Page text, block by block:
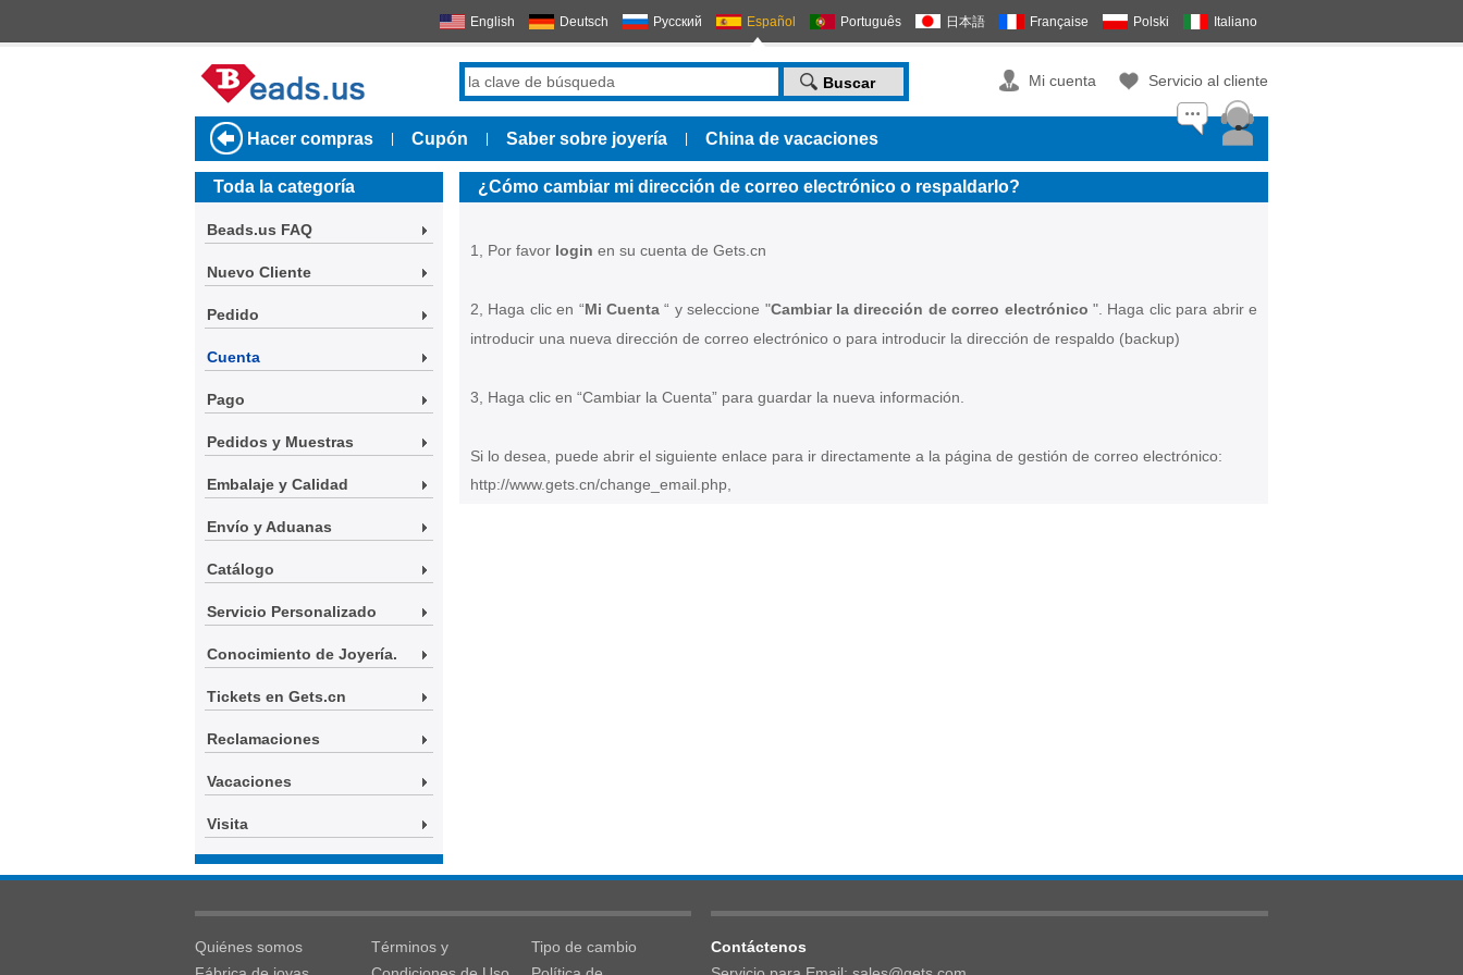
English Deutsch Русский Español Português 日本語 Française Polski Italiano
Mi cuenta Servicio al cliente
Hacer compras Cupón Saber sobre joyería China de vacaciones
Toda la categoría
Beads.us FAQ
Nuevo Cliente
Pedido
Cuenta
Pago
Pedidos y Muestras
Embalaje y Calidad
Envío y Aduanas
Catálogo
Servicio Personalizado
Conocimiento de Joyería.
Tickets en Gets.cn
Reclamaciones
Vacaciones
Visita
¿Cómo cambiar mi dirección de correo electrónico o respaldarlo?
1, Por favor login en su cuenta de Gets.cn
2, Haga clic en “Mi Cuenta “ y seleccione "Cambiar la dirección de correo electrónico ". Haga clic para abrir e
introducir una nueva dirección de correo electrónico o para introducir la dirección de respaldo (backup)
3, Haga clic en “Cambiar la Cuenta” para guardar la nueva información.
Si lo desea, puede abrir el siguiente enlace para ir directamente a la página de gestión de correo electrónico:
http://www.gets.cn/change_email.php,
Quiénes somos
Términos y
Tipo de cambio
Contáctenos